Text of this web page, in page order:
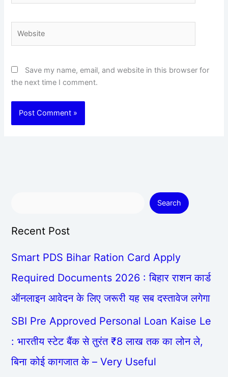
Save my name, email, and website in this browser for
the next time I comment.
Search
Recent Post
Smart PDS Bihar Ration Card Apply
Required Documents 2026 : बिहार राशन कार्ड
ऑनलाइन आवेदन के लिए जरूरी यह सब दस्तावेज लगेगा
SBI Pre Approved Personal Loan Kaise Le
: भारतीय स्टेट बैंक से तुरंत ₹8 लाख तक का लोन ले,
बिना कोई कागजात के – Very Useful